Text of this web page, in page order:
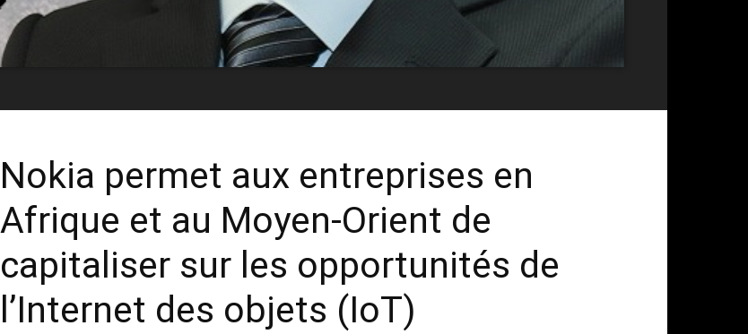
Nokia permet aux entreprises en
Afrique et au Moyen-Orient de
capitaliser sur les opportunités de
l’Internet des objets (IoT)